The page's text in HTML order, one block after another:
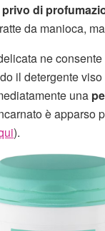
privo di
da manioca,
ne
il detergente
una
è apparso
).